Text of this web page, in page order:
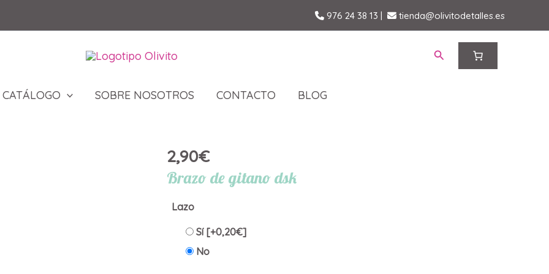
976 24 38 13 | tienda@olivitodetalles.es
Buscar
CATÁLOGO SOBRE NOSOTROS CONTACTO BLOG
2,90€
Brazo de gitano dsk
Lazo
Sí [+0,20€]
No